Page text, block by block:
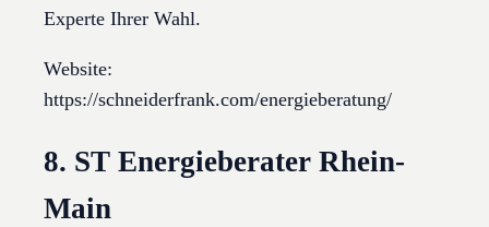
Experte Ihrer Wahl.
Website:
https://schneiderfrank.com/energieberatung/
8. ST Energieberater Rhein-
Main